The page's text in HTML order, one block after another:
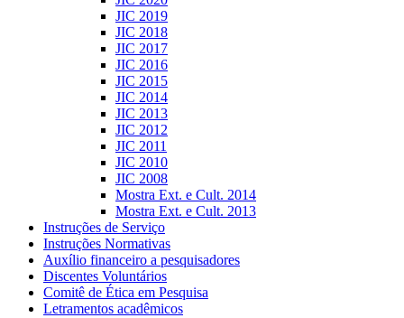
JIC 2019
JIC 2018
JIC 2017
JIC 2016
JIC 2015
JIC 2014
JIC 2013
JIC 2012
JIC 2011
JIC 2010
JIC 2008
Mostra Ext. e Cult. 2014
Mostra Ext. e Cult. 2013
Instruções de Serviço
Instruções Normativas
Auxílio financeiro a pesquisadores
Discentes Voluntários
Comitê de Ética em Pesquisa
Letramentos acadêmicos